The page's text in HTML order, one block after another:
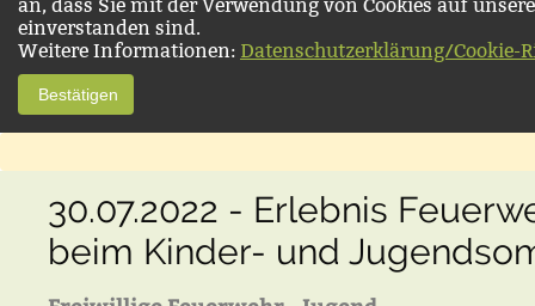
an, dass Sie mit der Verwendung von Cookies auf
einverstanden sind.
Weitere Informationen: Datenschutzerklärung/Cookie-
Bestätigen
30.07.2022 - Erlebnis
beim Kinder- und